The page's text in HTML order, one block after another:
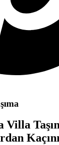
Villa